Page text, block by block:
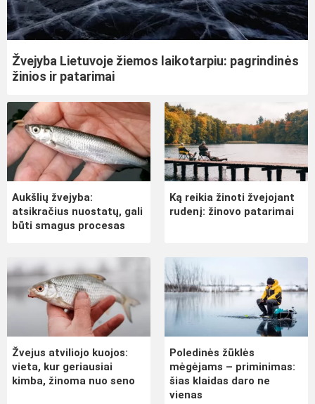
Žvejyba Lietuvoje žiemos laikotarpiu: pagrindinės
žinios ir patarimai
Aukšlių žvejyba:
atsikračius nuostatų, gali
būti smagus procesas
Ką reikia žinoti žvejojant
rudenį: žinovo patarimai
Žvejus atviliojo kuojos:
vieta, kur geriausiai
kimba, žinoma nuo seno
Poledinės žūklės
mėgėjams – priminimas:
šias klaidas daro ne
vienas